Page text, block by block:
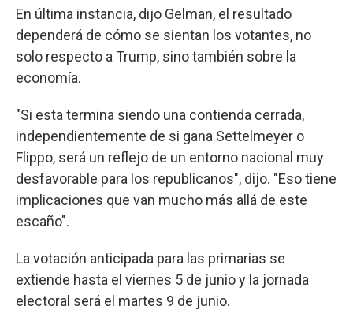
En última instancia, dijo Gelman, el resultado
dependerá de cómo se sientan los votantes, no
solo respecto a Trump, sino también sobre la
economía.
"Si esta termina siendo una contienda cerrada,
independientemente de si gana Settelmeyer o
Flippo, será un reflejo de un entorno nacional muy
desfavorable para los republicanos", dijo. "Eso tiene
implicaciones que van mucho más allá de este
escaño".
La votación anticipada para las primarias se
extiende hasta el viernes 5 de junio y la jornada
electoral será el martes 9 de junio.